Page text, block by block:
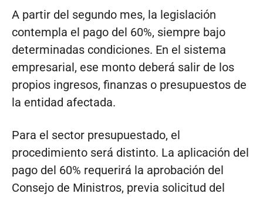
A partir del segundo mes, la legislación
contempla el pago del 60%, siempre bajo
determinadas condiciones. En el sistema
empresarial, ese monto deberá salir de los
propios ingresos, finanzas o presupuestos de
la entidad afectada.
Para el sector presupuestado, el
procedimiento será distinto. La aplicación del
pago del 60% requerirá la aprobación del
Consejo de Ministros, previa solicitud del